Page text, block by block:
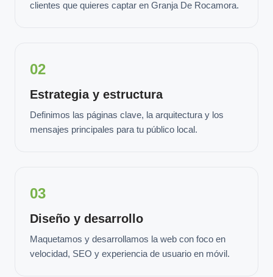
clientes que quieres captar en Granja De Rocamora.
02
Estrategia y estructura
Definimos las páginas clave, la arquitectura y los
mensajes principales para tu público local.
03
Diseño y desarrollo
Maquetamos y desarrollamos la web con foco en
velocidad, SEO y experiencia de usuario en móvil.